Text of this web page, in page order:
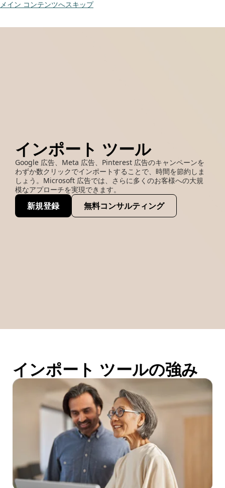
メイン コンテンツへスキップ
インポート ツール
Google 広告、Meta 広告、Pinterest 広告のキャンペーンを
わずか数クリックでインポートすることで、時間を節約しま
しょう。Microsoft 広告では、さらに多くのお客様への大規
模なアプローチを実現できます。
新規登録
(opens new window)無料コンサルティング
インポート ツールの強み